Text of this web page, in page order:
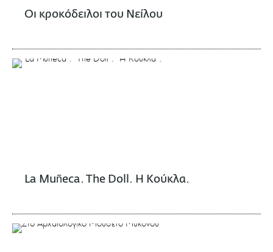
Οι κροκόδειλοι του Νείλου
La Muñeca. The Doll. Η Κούκλα.